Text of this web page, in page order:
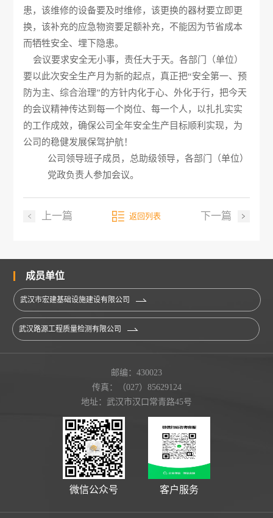
患，该维修的设备要及时维修，该更换的器材要立即更
换，该补充的应急物资要足额补充，不能因为节省成本
而牺牲安全、埋下隐患。
会议要求安全无小事，责任大于天。各部门（单位）
要以此次安全生产月为新的起点，真正把“安全第一、预
防为主、综合治理”的方针内化于心、外化于行，把今天
的会议精神传达到每一个岗位、每一个人，以扎扎实实
的工作成效，确保公司全年安全生产目标顺利实现，为
公司的稳健发展保驾护航！
公司领导班子成员，总助级领导，各部门（单位）
党政负责人参加会议。
上一篇 返回列表 下一篇
成员单位
武汉市宏建基础设施建设有限公司
武汉路源工程质量检测有限公司
邮编：430023
传真：（027）85629124
地址：武汉市汉口常青路45号
微信公众号 客户服务